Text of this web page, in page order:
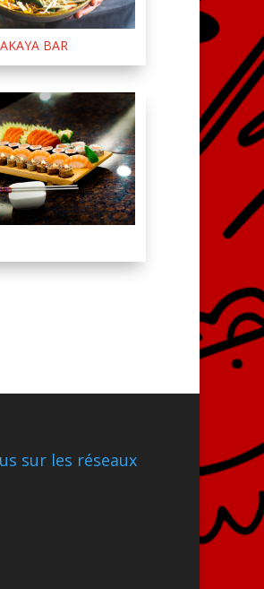
BAR
sur les réseaux